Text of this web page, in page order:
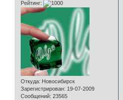
Рейтинг:
Откуда: Новосибирск
Зарегистрирован: 19-07-2009
Сообщений: 23565